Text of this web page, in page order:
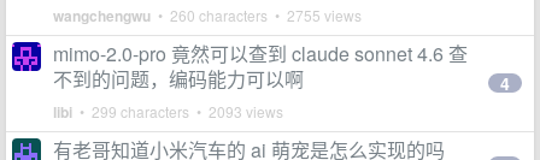
wangchengwu • 260 characters • 2755 views
mimo-2.0-pro 竟然可以查到 claude sonnet 4.6 查
不到的问题，编码能力可以啊
libi • 299 characters • 2093 views
4
有老哥知道小米汽车的 ai 萌宠是怎么实现的吗